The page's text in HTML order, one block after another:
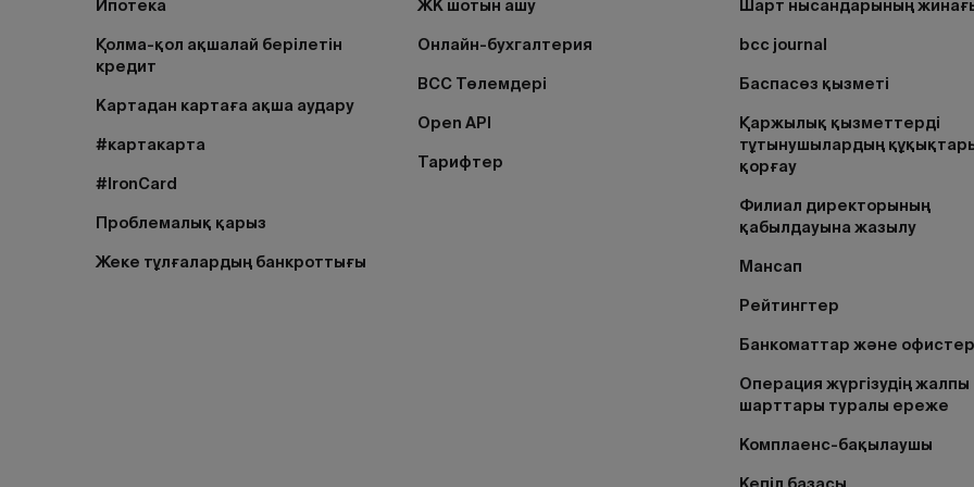
Ипотека
Қолма-қол ақшалай берілетін
кредит
Картадан картаға ақша аудару
#картакарта
#IronCard
Проблемалық қарыз
Жеке тұлғалардың банкроттығы
ЖК шотын ашу
Онлайн-бухгалтерия
BCC Төлемдері
Open API
Тарифтер
Шарт нысандарының
bcc journal
Баспасөз қызметі
Қаржылық қызметтерді
тұтынушылардың
қорғау
Филиал директорының
қабылдауына жазылу
Мансап
Рейтингтер
Банкоматтар және офистер
Операция жүргізудің жалпы
шарттары туралы ереже
Комплаенс-бақылаушы